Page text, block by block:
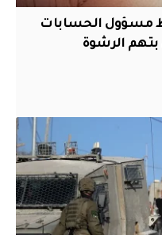
مسؤول الحسابات
الرشوة